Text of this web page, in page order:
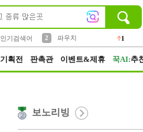
인기검색어
2
파우치
1
기획전 판촉관 이벤트&제휴 꾹AI:추
보노리빙